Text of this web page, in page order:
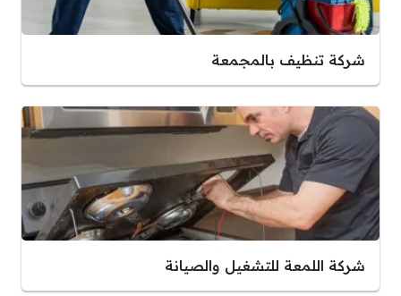
شركة تنظيف بالمجمعة
شركة اللمعة للتشغيل والصيانة